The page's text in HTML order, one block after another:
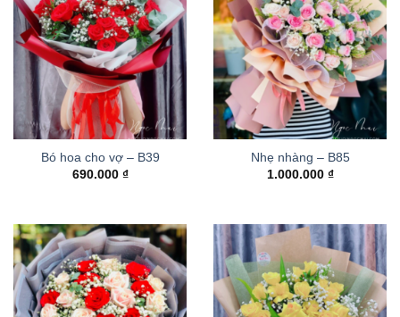
Bó hoa cho vợ – B39
690.000 ₫
Nhẹ nhàng – B85
1.000.000 ₫